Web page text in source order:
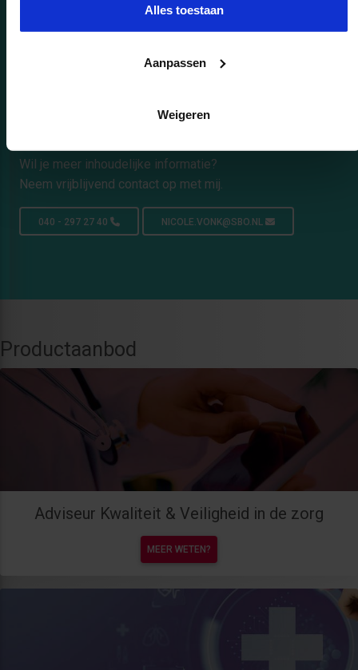
Alles toestaan
Aanpassen
Weigeren
Wil je meer inhoudelijke informatie?
Neem vrijblijvend contact op met mij.
040 - 297 27 40 NICOLE.VONK@SBO.NL
Productaanbod
Adviseur Kwaliteit & Veiligheid in de zorg
MEER WETEN?